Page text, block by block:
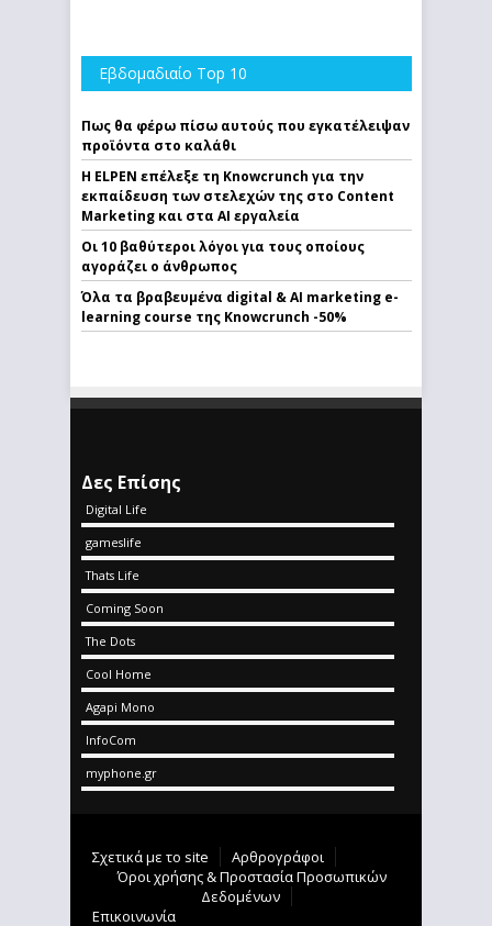
Εβδομαδιαίο Top 10
Πως θα φέρω πίσω αυτούς που εγκατέλειψαν
προϊόντα στο καλάθι
Η ELPEN επέλεξε τη Knowcrunch για την
εκπαίδευση των στελεχών της στο Content
Marketing και στα AI εργαλεία
Οι 10 βαθύτεροι λόγοι για τους οποίους
αγοράζει ο άνθρωπος
Όλα τα βραβευμένα digital & AI marketing e-
learning course της Knowcrunch -50%
Δες Επίσης
Digital Life
gameslife
Thats Life
Coming Soon
The Dots
Cool Home
Agapi Mono
InfoCom
myphone.gr
Σχετικά με το site
Αρθρογράφοι
Όροι χρήσης & Προστασία Προσωπικών
Δεδομένων
Επικοινωνία